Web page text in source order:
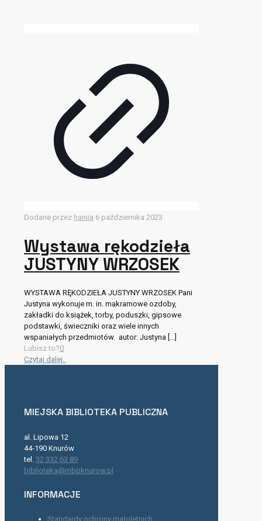
Dodane przez haniia 6 października 2023
Wystawa rękodzieła
JUSTYNY WRZOSEK
WYSTAWA RĘKODZIEŁA JUSTYNY WRZOSEK Pani
Justyna wykonuje m. in. makramowe ozdoby,
zakładki do książek, torby, poduszki, gipsowe
podstawki, świeczniki oraz wiele innych
wspaniałych przedmiotów. autor: Justyna […]
Lubisz to?0
Czytaj dalej..
MIEJSKA BIBLIOTEKA PUBLICZNA
al. Lipowa 12
44-190 Knurów
tel. 32 332 63 89
biblioteka@mbpknurow.pl
INFORMACJE
Standardy ochrony małoletnich